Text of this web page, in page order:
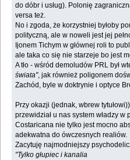
do dóbr i usług). Polonię
versa też.
No i zgoda, że korzystniej byłoby
polityczną, ale w noweli jest jej
Ijonem Tichym w głównej roli to
ale taka co się nie starzeje bo jest
A tło - wśród demoludów PRL był
świata", jak również poligonem
Zachód, byle w doktrynie i optyce
Przy okazji (jednak, wbrew
przewidział u nas system władzy
Costaricana nie tylko jest mocno
adekwatna do ówczesnych realiów.
Zacytuję najmodniejszy
"Tylko głupiec i kanalia